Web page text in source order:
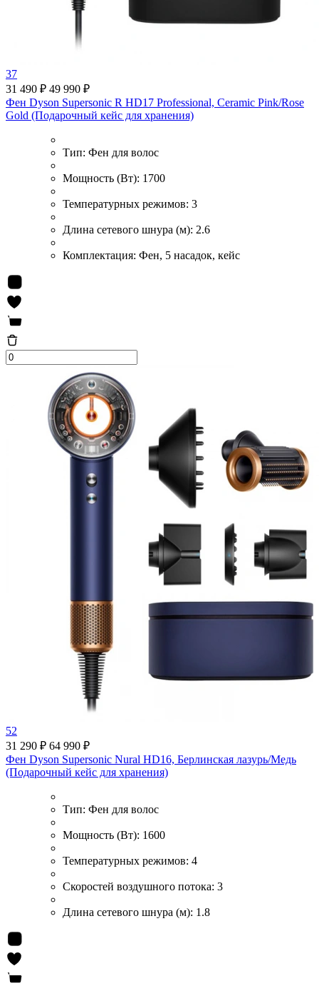
37
31 490 ₽ 49 990 ₽
Фен Dyson Supersonic R HD17 Professional, Ceramic Pink/Rose
Gold (Подарочный кейс для хранения)
Тип: Фен для волос
Мощность (Вт): 1700
Температурных режимов: 3
Длина сетевого шнура (м): 2.6
Комплектация: Фен, 5 насадок, кейс
52
31 290 ₽ 64 990 ₽
Фен Dyson Supersonic Nural HD16, Берлинская лазурь/Медь
(Подарочный кейс для хранения)
Тип: Фен для волос
Мощность (Вт): 1600
Температурных режимов: 4
Скоростей воздушного потока: 3
Длина сетевого шнура (м): 1.8